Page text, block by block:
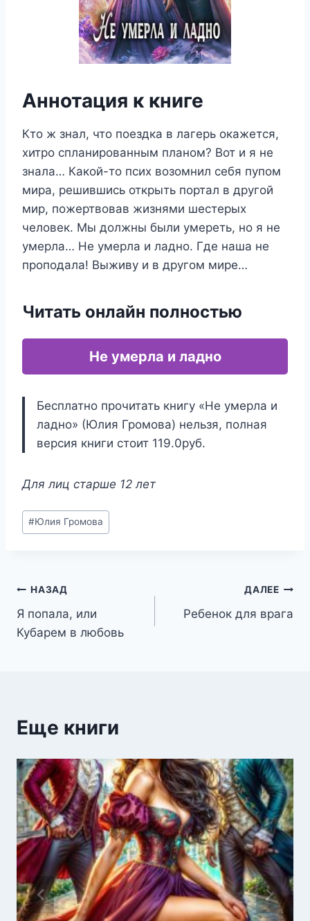
Аннотация к книге
Кто ж знал, что поездка в лагерь окажется,
хитро спланированным планом? Вот и я не
знала… Какой-то псих возомнил себя пупом
мира, решившись открыть портал в другой
мир, пожертвовав жизнями шестерых
человек. Мы должны были умереть, но я не
умерла… Не умерла и ладно. Где наша не
проподала! Выживу и в другом мире…
Читать онлайн полностью
Не умерла и ладно
Бесплатно прочитать книгу «Не умерла и
ладно» (Юлия Громова) нельзя, полная
версия книги стоит 119.0руб.
Для лиц старше 12 лет
Метки
записи:
#Юлия Громова
Навигация
по
НАЗАД
Я попала, или
Кубарем в любовь
ДАЛЕЕ
Ребенок для врага
Еще книги